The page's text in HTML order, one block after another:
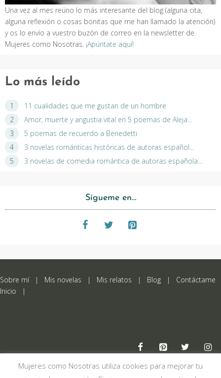
Una vez al mes reúno lo más interesante del blog (alguna cita,
alguna reflexión o cosas bonitas que me han llamado la atención)
y os lo envío a vuestro buzón de correo en la newsletter de
Mujeres como Nosotras. ¡Apúntate aquí!
Lo más leído
11 cualidades que me gustan de un hombre
Amor, muerte y angustia vital en 5 poemas de Aleja...
5 poemas de recuerdo a Benedetti
3 novelas románticas históricas de autoras español...
3 novelas de comedia romántica de autoras española...
Sígueme en…
Sobre mí| Mis novelas | Mis relatos | Blog | Contáctame
Inicio |
Mujeres como Nosotras utiliza cookies para mejorar tu